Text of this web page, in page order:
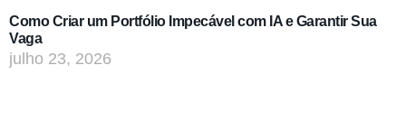
Como Criar um Portfólio Impecável com IA e Garantir Sua
Vaga
julho 23, 2026